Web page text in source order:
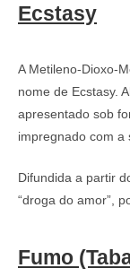
Ecstasy
A Metileno-Dioxo-
nome de Ecstasy.
apresentado sob
impregnado com a
Difundida a partir
“droga do amor”,
Fumo